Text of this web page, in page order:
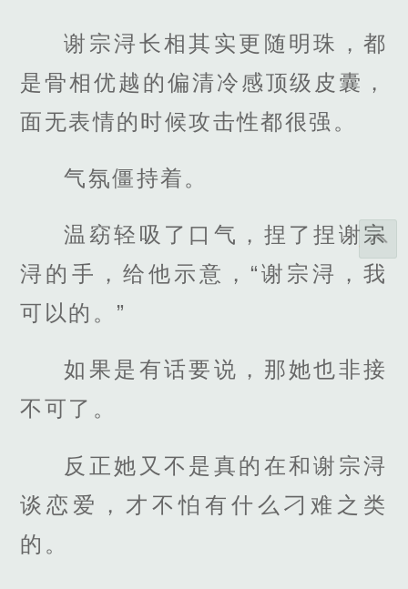
谢宗浔长相其实更随明珠，都
是骨相优越的偏清冷感顶级皮囊，
面无表情的时候攻击性都很强。
气氛僵持着。
温窈轻吸了口气，捏了捏谢宗
浔的手，给他示意，“谢宗浔，我
可以的。”
如果是有话要说，那她也非接
不可了。
反正她又不是真的在和谢宗浔
谈恋爱，才不怕有什么刁难之类
的。